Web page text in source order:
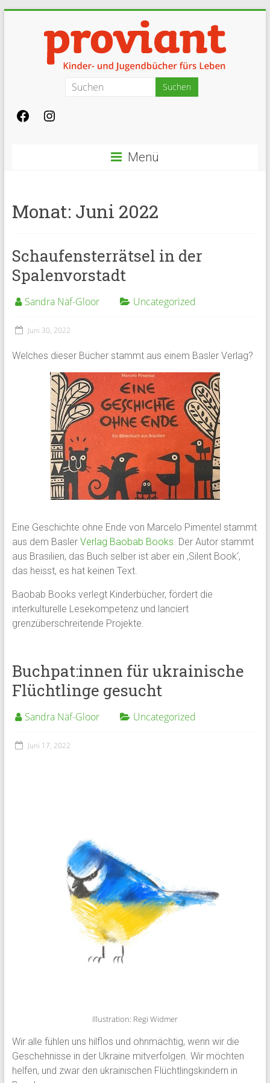
Proviant
Kinderbücher
Basel
Menü
Monat: Juni 2022
Schaufensterrätsel in der
Spalenvorstadt
Sandra Näf-Gloor Uncategorized
Juni 30, 2022
Welches dieser Bücher stammt aus einem Basler Verlag?
Eine Geschichte ohne Ende von Marcelo Pimentel stammt
aus dem Basler Verlag Baobab Books. Der Autor stammt
aus Brasilien, das Buch selber ist aber ein ‚Silent Book‘,
das heisst, es hat keinen Text.
Baobab Books verlegt Kinderbücher, fördert die
interkulturelle Lesekompetenz und lanciert
grenzüberschreitende Projekte.
Buchpat:innen für ukrainische
Flüchtlinge gesucht
Sandra Näf-Gloor Uncategorized
Juni 17, 2022
Illustration: Regi Widmer
Wir alle fühlen uns hilflos und ohnmächtig, wenn wir die
Geschehnisse in der Ukraine mitverfolgen. Wir möchten
helfen, und zwar den ukrainischen Flüchtlingskindern in